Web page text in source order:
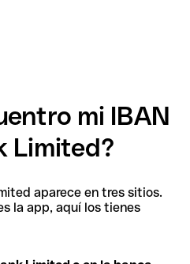
mi IBAN
Limited?
aparece en tres sitios.
la app, aquí los tienes